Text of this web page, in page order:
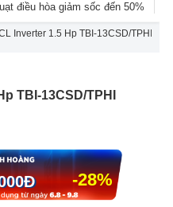
điều hòa giảm sốc đến 50%
Inverter 1.5 Hp TBI-13CSD/TPHI
TBI-13CSD/TPHI
-28%
Đ